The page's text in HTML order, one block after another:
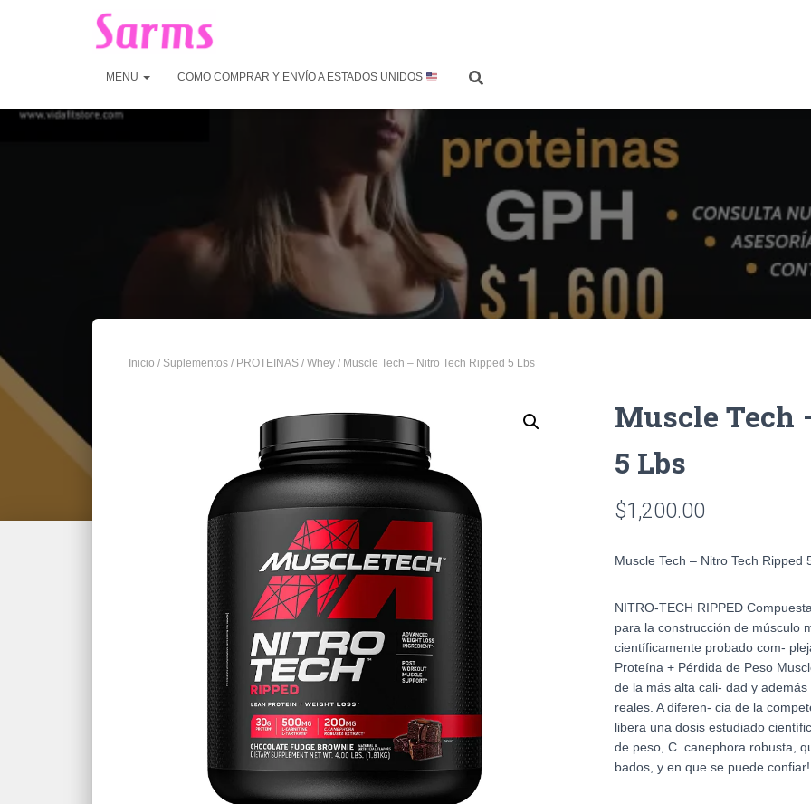
MENU COMO COMPRAR Y ENVÍO A ESTADOS UNIDOS
Inicio / Suplementos / PROTEINAS / Whey / Muscle Tech – Nitro Tech Ripped 5 Lbs
Muscle Tech
5 Lbs
$1,200.00
Muscle Tech – Nitro Tech
NITRO-TECH RIPPED
para la construcción de músculo
científicamente probado com-
Proteína + Pérdida de Peso
de la más alta cali- dad y
reales. A diferen- cia de la
libera una dosis estudiado
de peso, C. canephora robusta,
bados, y en que se puede confiar!